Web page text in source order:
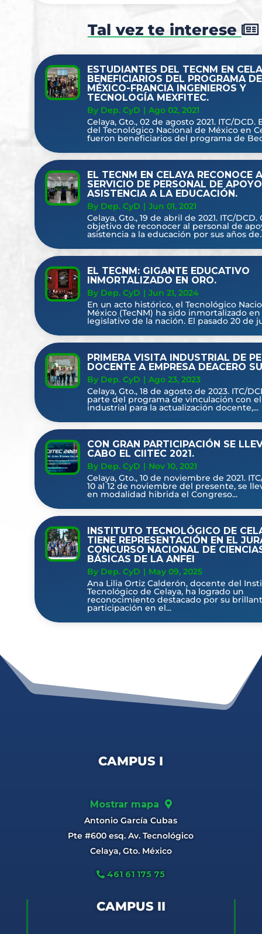
Tal vez te interese
ESTUDIANTES DEL TECNM EN
BENEFICIARIOS DEL PROGRAMA
MÉXICO-FRANCIA INGENIEROS Y
TECNOLOGÍA MEXFITEC.
By Dep. CyD | Ago 02, 2021
Celaya, Gto., 02 de agosto 2021. ITC/DCD.
del Tecnológico Nacional de México en
fueron beneficiarios del programa de
EL TECNM EN CELAYA RECONOCE
SERVICIO DE PERSONAL DE
ASISTENCIA A LA EDUCACIÓN.
By Dep. CyD | Jun 01, 2021
Celaya, Gto., 19 de abril de 2021. ITC/DCD.
objetivo de reconocer al personal de
asistencia a la educación por sus años
EL TECNM: GIGANTE EDUCATIVO
INMORTALIZADO EN ORO.
By Dep. CyD | Jun 21, 2024
En un acto histórico, el Tecnológico
México (TecNM) ha sido inmortalizado
legislativo de la nación. El pasado 20 de
PRIMERA VISITA INDUSTRIAL DE
DOCENTE A EMPRESA DEACERO
By Dep. CyD | Ago 23, 2023
Celaya, Gto., 18 de agosto de 2023. ITC/
parte del programa de vinculación con
industrial para la actualización docente,...
CON GRAN PARTICIPACIÓN SE
CABO EL CIITEC 2021.
By Dep. CyD | Nov 10, 2021
Celaya, Gto., 10 de noviembre de 2021.
10 al 12 de noviembre del presente, se
en modalidad hibrida el Congreso...
INSTITUTO TECNOLÓGICO DE
TIENE REPRESENTACIÓN EN EL
CONCURSO NACIONAL DE
BÁSICAS DE LA ANFEI
By Dep. CyD | May 09, 2025
Ana Lilia Ortiz Calderón, docente del
Tecnológico de Celaya, ha logrado un
reconocimiento destacado por su
participación en el...
CAMPUS I
Mostrar mapa
Antonio García Cubas
Pte #600 esq. Av. Tecnológico
Celaya, Gto. México
461 61 175 75
CAMPUS II